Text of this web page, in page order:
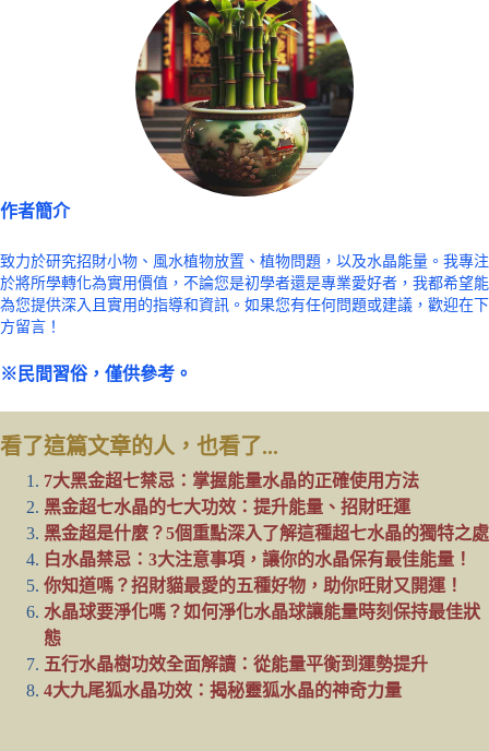
作者簡介
致力於研究招財小物、風水植物放置、植物問題，以及水晶能量。我專注
於將所學轉化為實用價值，不論您是初學者還是專業愛好者，我都希望能
為您提供深入且實用的指導和資訊。如果您有任何問題或建議，歡迎在下
方留言！
※民間習俗，僅供參考。
看了這篇文章的人，也看了...
7大黑金超七禁忌：掌握能量水晶的正確使用方法
黑金超七水晶的七大功效：提升能量、招財旺運
黑金超是什麼？5個重點深入了解這種超七水晶的獨特之處
白水晶禁忌：3大注意事項，讓你的水晶保有最佳能量！
你知道嗎？招財貓最愛的五種好物，助你旺財又開運！
水晶球要淨化嗎？如何淨化水晶球讓能量時刻保持最佳狀
態
五行水晶樹功效全面解讀：從能量平衡到運勢提升
4大九尾狐水晶功效：揭秘靈狐水晶的神奇力量